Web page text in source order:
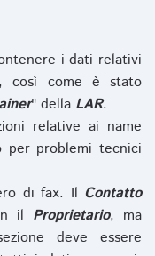
i dati relativi
così come è stato
" della LAR.
relative ai name
problemi tecnici
di fax. Il Contatto
il Proprietario, ma
deve essere